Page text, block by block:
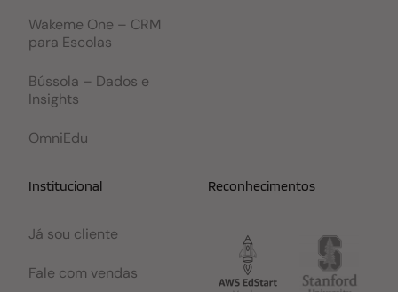
Wakeme One – CRM
para Escolas
Bússola – Dados e
Insights
OmniEdu
Institucional
Já sou cliente
Fale com vendas
Reconhecimentos